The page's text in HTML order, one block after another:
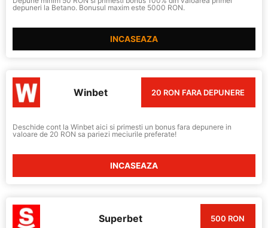
depuneri la Betano. Bonusul maxim este 5000 RON.
INCASEAZA
Winbet 20 RON FARA DEPUNERE
Deschide cont la Winbet aici si primesti un bonus fara depunere in
valoare de 20 RON sa pariezi meciurile preferate!
INCASEAZA
Superbet 500 RON